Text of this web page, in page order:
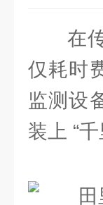
在
仅耗时
监测设
装上 “